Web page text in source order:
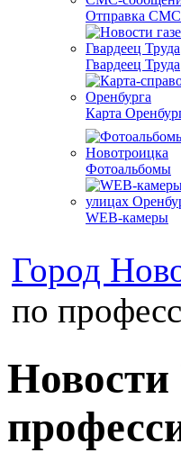
Отправка СМС
Гвардеец Труда
Карта
Фотоальбомы
WEB-камеры
Город
по